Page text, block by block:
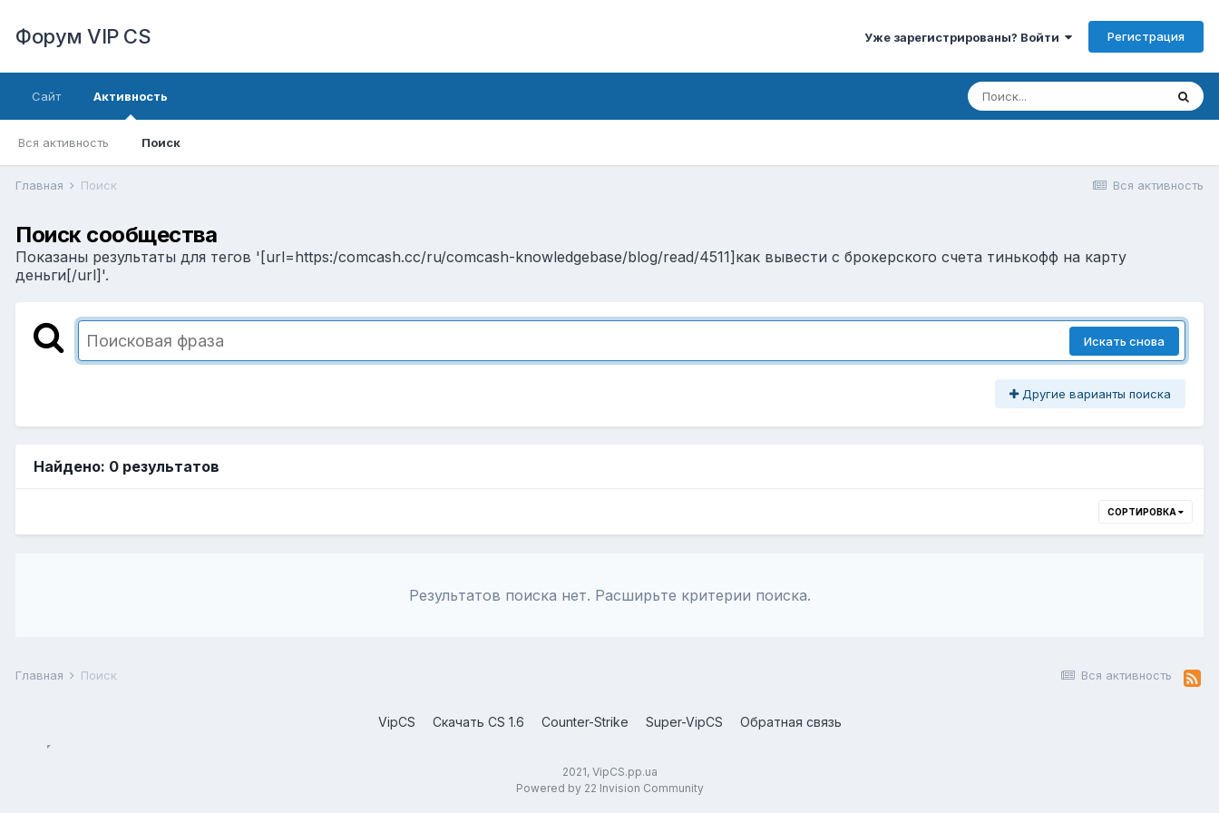
Форум VIP CS Уже зарегистрированы? Войти Регистрация
Сайт Активность
Вся активность Поиск
Вся активность
Главная Поиск
Поиск сообщества
Показаны результаты для тегов '[url=https:/comcash.cc/ru/comcash-knowledgebase/blog/read/4511]как вывести с брокерского счета тинькофф на карту
деньги[/url]'.
Искать снова
Другие варианты поиска
Найдено: 0 результатов
СОРТИРОВКА
Результатов поиска нет. Расширьте критерии поиска.
Вся активность
Главная Поиск
VipCS Скачать CS 1.6 Counter-Strike Super-VipCS Обратная связь
2021, VipCS.pp.ua
Powered by 22 Invision Community